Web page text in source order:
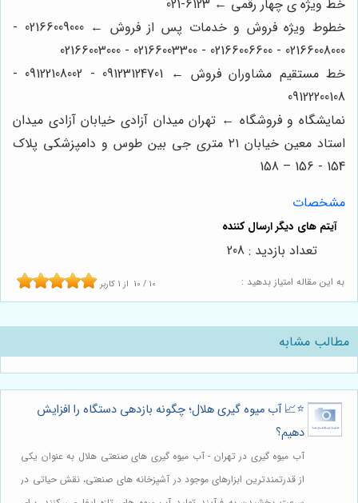
خط ویژه ی چهار رقمی ← 6123-021
خطوط ویژه فروش و خدمات پس از فروش ← 02166009000 -
02166008000 - 02166006600 - 02166003300 - 02166003000
خط مستقیم مشاوران فروش ← 09123124701 - 09122108002 -
09122200108
نمایشگاه و فروشگاه ← تهران میدان آزادی خیابان آزادی میدان
استاد معین خیابان ۲۱ متری جی بین طوس و دامپزشکی پلاک
154 - 156 – 158
مشخصات
به این مقاله امتیاز بدهید : 10 / 10 از 1 کاربر
تعداد بازدید : 208
مطالب مشابه
⭐️📈 آب میوه گیری هلال؛ چگونه بازدهی دستگاه را افزایش
دهیم؟
آب میوه گیری در تهران - آب میوه گیری های صنعتی هلال به عنوان یکی
از قدرتمندترین ابزارهای موجود در آشپزخانه های صنعتی، نقش حیاتی در